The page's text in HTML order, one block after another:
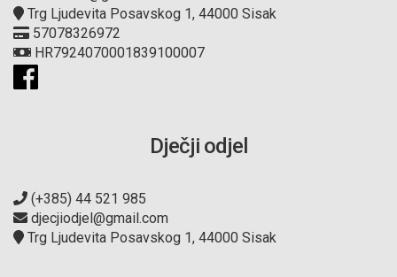
Trg Ljudevita Posavskog 1, 44000 Sisak
57078326972
HR7924070001839100007
Dječji odjel
(+385) 44 521 985
djecjiodjel@gmail.com
Trg Ljudevita Posavskog 1, 44000 Sisak